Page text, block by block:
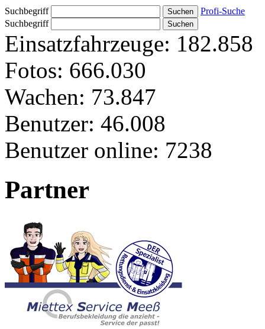
Suchbegriff
Profi-Suche
Suchbegriff
Einsatzfahrzeuge: 182.858
Fotos: 666.030
Wachen: 73.847
Benutzer: 46.008
Benutzer online: 7238
Partner